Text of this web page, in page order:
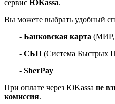
сервис ЮKassa.
Вы можете выбрать удобный
- Банковская карта (МИР,
- СБП (Система Быстрых
- SberPay
При оплате через ЮKassa не
комиссия.